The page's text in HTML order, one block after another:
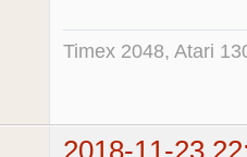
Timex 2048, Atari
2018-11-23